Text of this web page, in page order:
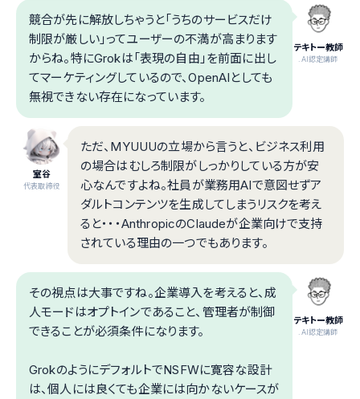
テキトー教師
.AI認定講師
競合が先に解放しちゃうと「うちのサービスだけ
制限が厳しい」ってユーザーの不満が高まります
からね。特にGrokは「表現の自由」を前面に出し
てマーケティングしているので、OpenAIとしても
無視できない存在になっています。
室谷
代表取締役
ただ、MYUUUの立場から言うと、ビジネス利用
の場合はむしろ制限がしっかりしている方が安
心なんですよね。社員が業務用AIで意図せずア
ダルトコンテンツを生成してしまうリスクを考え
ると・・・AnthropicのClaudeが企業向けで支持
されている理由の一つでもあります。
テキトー教師
.AI認定講師
その視点は大事ですね。企業導入を考えると、成
人モードはオプトインであること、管理者が制御
できることが必須条件になります。
GrokのようにデフォルトでNSFWに寛容な設計
は、個人には良くても企業には向かないケースが